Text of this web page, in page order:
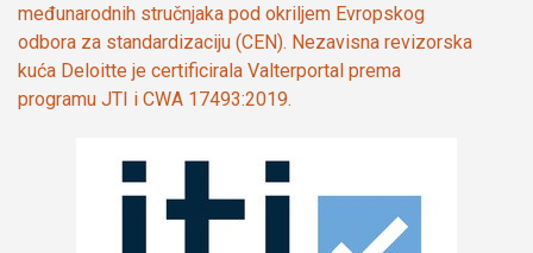
međunarodnih stručnjaka pod okriljem Evropskog
odbora za standardizaciju (CEN). Nezavisna revizorska
kuća Deloitte je certificirala Valterportal prema
programu JTI i CWA 17493:2019.